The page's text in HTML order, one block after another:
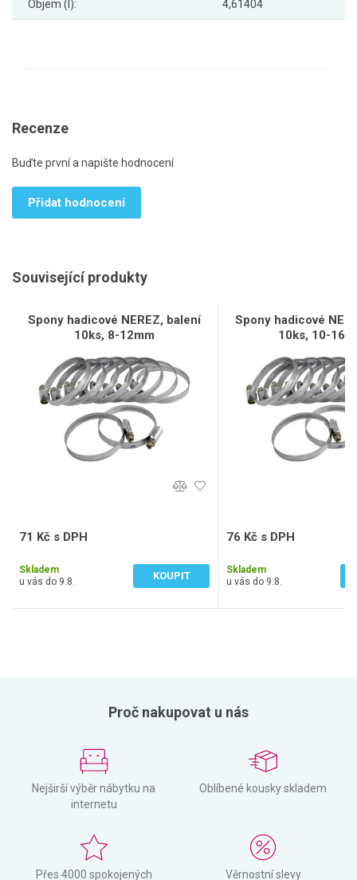
Objem (l): 4,61404
Recenze
Buďte první a napište hodnocení
Přidat hodnocení
Související produkty
Spony hadicové NEREZ, balení
10ks, 8-12mm
71 Kč s DPH
Skladem
u vás do 9.8.
KOUPIT
Spony hadicové
10ks, 10-
76 Kč s DPH
Skladem
u vás do 9.8.
Proč nakupovat u nás
Nejširší výběr nábytku na
internetu
Oblíbené kousky skladem
Přes 4000 spokojených
Věrnostní slevy